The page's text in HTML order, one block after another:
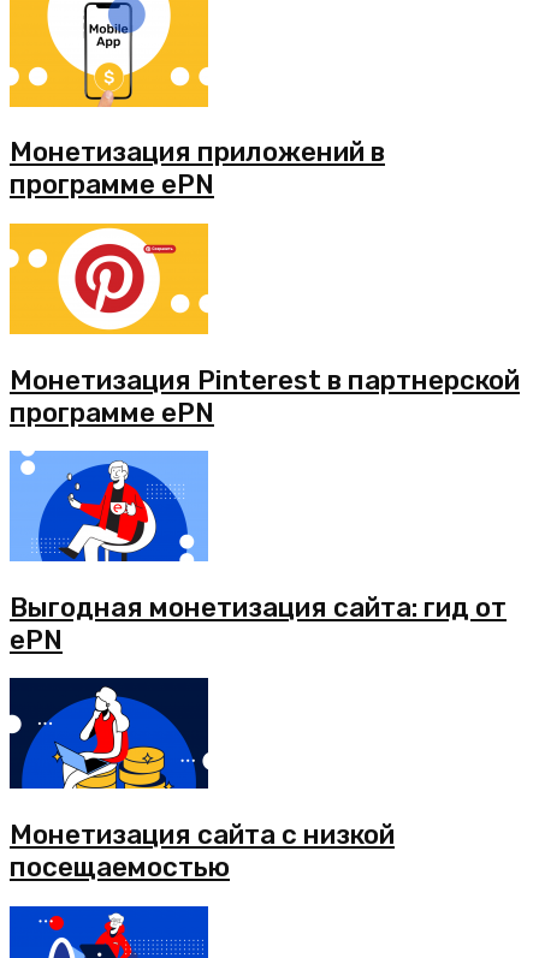
Монетизация приложений в
программе ePN
Монетизация Pinterest в партнерской
программе ePN
Выгодная монетизация сайта: гид от
ePN
Монетизация сайта с низкой
посещаемостью